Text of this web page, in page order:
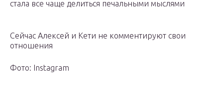
стала все чаще делиться печальными мыслями
Сейчас Алексей и Кети не комментируют свои
отношения
Фото: Instagram